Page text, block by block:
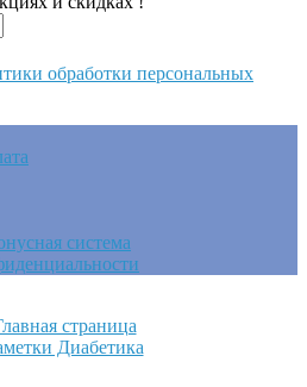
обработки персональных
система
страница
Диабетика